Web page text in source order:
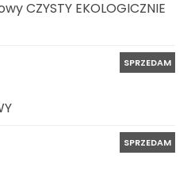
CZYSTY EKOLOGICZNIE
SPRZEDAM
SPRZEDAM